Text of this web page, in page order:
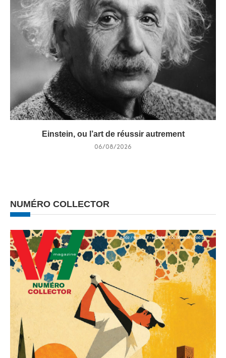
Einstein, ou l’art de réussir autrement
06/08/2026
NUMÉRO COLLECTOR